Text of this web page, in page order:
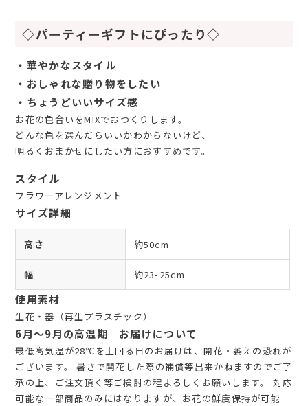
◇パーティーギフトにぴったり◇
・華やかなスタイル
・おしゃれな贈り物をしたい
・ちょうどいいサイズ感
お花の色合いをMIXでおつくりします。
どんな色を選んだらいいかわからないけど、
明るくおまかせにしたい方におすすめです。
スタイル
フラワーアレンジメント
サイズ詳細
高さ 約50cm
幅 約23-25cm
使用素材
生花・器（再生プラスチック）
6月～9月の高温期 お届けについて
最低高気温が28℃を上回る日のお届けは、開花・萎えの恐れが
ございます。 暑さで開花した際の補償等出来かねますのでご了
承の上、ご注文頂く等ご検討の程よろしくお願いします。 対応
可能な一部商品のみにはなりますが、お花の鮮度保持が可能